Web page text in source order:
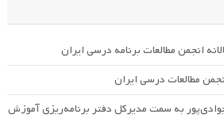
انجمن مطالعات برنامه درسی ایران
مطالعات درسی ایران
به سمت مدیرکل دفتر برنامه‌ریزی آموزش